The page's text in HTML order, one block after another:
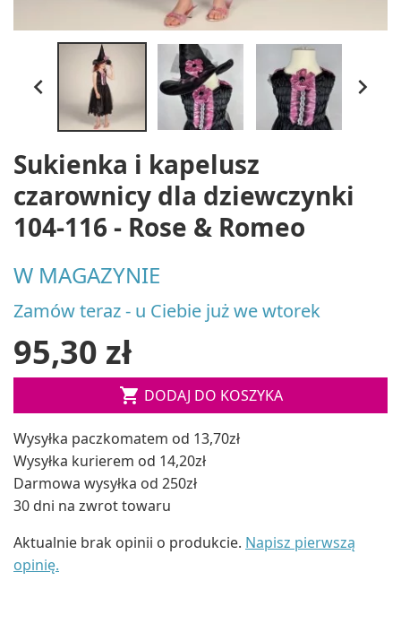
 
Sukienka i kapelusz
czarownicy dla dziewczynki
104-116 - Rose & Romeo
W MAGAZYNIE
Zamów teraz - u Ciebie już we wtorek
95,30 zł
 DODAJ DO KOSZYKA
Wysyłka paczkomatem od 13,70zł
Wysyłka kurierem od 14,20zł
Darmowa wysyłka od 250zł
30 dni na zwrot towaru
Aktualnie brak opinii o produkcie. Napisz pierwszą
opinię.